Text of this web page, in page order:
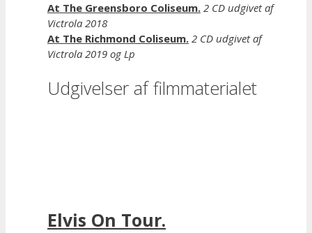
At The Greensboro Coliseum. 2 CD udgivet af
Victrola 2018
At The Richmond Coliseum. 2 CD udgivet af
Victrola 2019 og Lp
Udgivelser af filmmaterialet
Elvis On Tour.